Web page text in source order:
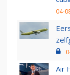
04-
Air